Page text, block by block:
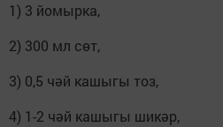
1) 3 йомырка,
2) 300 мл сөт,
3) 0,5 чәй кашыгы тоз,
4) 1-2 чәй кашыгы шикәр,